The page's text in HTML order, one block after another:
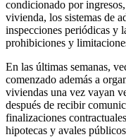
condicionado por
vivienda, los sistemas de
inspecciones periódicas y
prohibiciones y
En las últimas semanas,
comenzado además a
viviendas una vez vayan
después de recibir
finalizaciones
hipotecas y avales